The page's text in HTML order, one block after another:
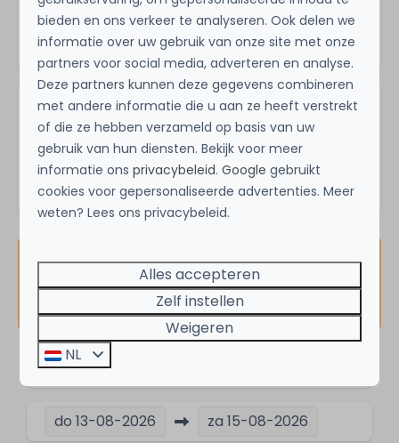
Strand
Duinen
Kust
In woonwijk
Voor kinderen
Kinderstoel
Babybed (exclusief linnen)
Activiteiten
Wandelen
Fietsen
Watersporten
Mountainbiken
Paardrijden
Surfen
Vragen over deze Droomvilla?
+31 852220688
info@droomvilla.nl
Beschikbaarheid en prijs
2 gasten
do 13-08-2026 za 15-08-2026
bieden en ons verkeer te analyseren. Ook delen we
informatie over uw gebruik van onze site met onze
partners voor social media, adverteren en analyse.
Deze partners kunnen deze gegevens combineren
met andere informatie die u aan ze heeft verstrekt
of die ze hebben verzameld op basis van uw
gebruik van hun diensten. Bekijk voor meer
informatie onsprivacybeleid.Google gebruikt
cookies voor gepersonaliseerde advertenties. Meer
weten? Lees ons privacybeleid.
Alles accepteren
Zelf instellen
Weigeren
NL